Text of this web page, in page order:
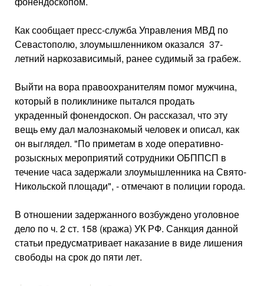
Как сообщает пресс-служба Управления МВД по
Севастополю, злоумышленником оказался 37-
летний наркозависимый, ранее судимый за грабеж.
Выйти на вора правоохранителям помог мужчина,
который в поликлинике пытался продать
украденный фонендоскоп. Он рассказал, что эту
вещь ему дал малознакомый человек и описал, как
он выглядел. "По приметам в ходе оперативно-
розыскных мероприятий сотрудники ОБППСП в
течение часа задержали злоумышленника на Свято-
Никольской площади", - отмечают в полиции города.
В отношении задержанного возбуждено уголовное
дело по ч. 2 ст. 158 (кража) УК РФ. Санкция данной
статьи предусматривает наказание в виде лишения
свободы на срок до пяти лет.